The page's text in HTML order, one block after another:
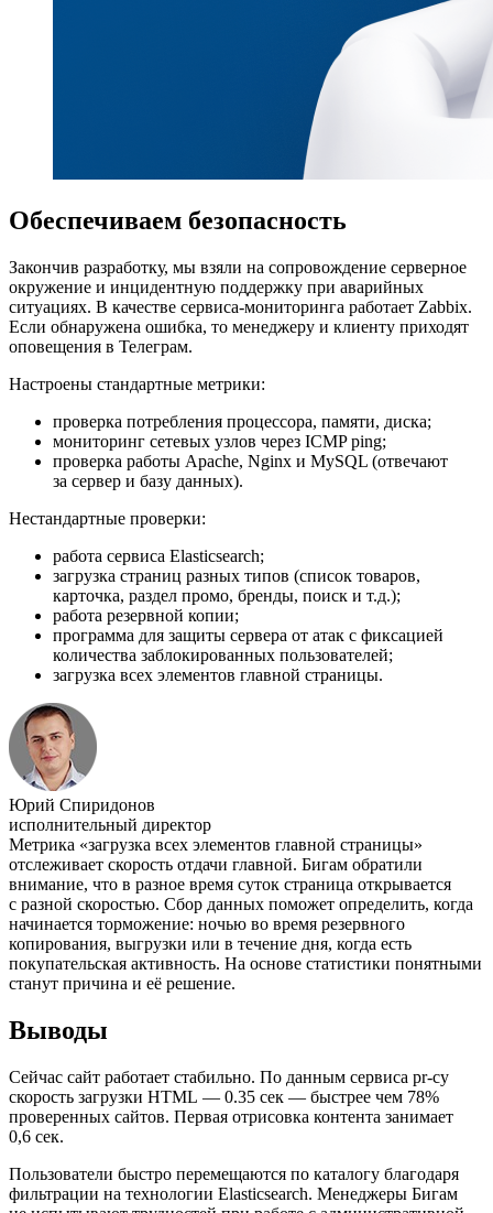
Обеспечиваем безопасность
Закончив разработку, мы взяли на сопровождение серверное
окружение и инцидентную поддержку при аварийных
ситуациях. В качестве сервиса-мониторинга работает Zabbix.
Если обнаружена ошибка, то менеджеру и клиенту приходят
оповещения в Телеграм.
Настроены стандартные метрики:
проверка потребления процессора, памяти, диска;
мониторинг сетевых узлов через ICMP ping;
проверка работы Apache, Nginx и MySQL (отвечают
за сервер и базу данных).
Нестандартные проверки:
работа сервиса Elasticsearch;
загрузка страниц разных типов (список товаров,
карточка, раздел промо, бренды, поиск и т.д.);
работа резервной копии;
программа для защиты сервера от атак с фиксацией
количества заблокированных пользователей;
загрузка всех элементов главной страницы.
Юрий Спиридонов
исполнительный директор
Метрика «загрузка всех элементов главной страницы»
отслеживает скорость отдачи главной. Бигам обратили
внимание, что в разное время суток страница открывается
с разной скоростью. Сбор данных поможет определить, когда
начинается торможение: ночью во время резервного
копирования, выгрузки или в течение дня, когда есть
покупательская активность. На основе статистики понятными
станут причина и её решение.
Выводы
Сейчас сайт работает стабильно. По данным сервиса pr-cy
скорость загрузки HTML — 0.35 сек — быстрее чем 78%
проверенных сайтов. Первая отрисовка контента занимает
0,6 сек.
Пользователи быстро перемещаются по каталогу благодаря
фильтрации на технологии Elasticsearch. Менеджеры Бигам